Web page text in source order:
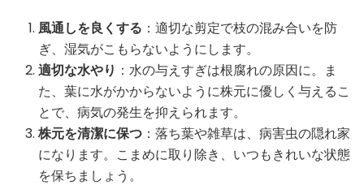
風通しを良くする ：適切な剪定で枝の混み合いを防
ぎ、湿気がこもらないようにします。
適切な水やり ：水の与えすぎは根腐れの原因に。ま
た、葉に水がかからないように株元に優しく与えるこ
とで、病気の発生を抑えられます。
株元を清潔に保つ ：落ち葉や雑草は、病害虫の隠れ家
になります。こまめに取り除き、いつもきれいな状態
を保ちましょう。